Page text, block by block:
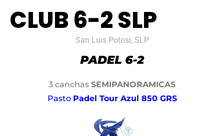
CLUB 6-2 SLP
San Luis Potosi, SLP
3 canchas SEMIPANORAMICAS
Pasto Padel Tour Azul 850 GRS